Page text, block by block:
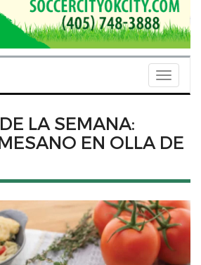
Toggle
LA SEMANA:
EN OLLA DE